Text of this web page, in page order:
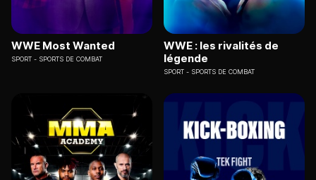
WWE Most Wanted
SPORT SPORTS DE COMBAT
WWE : les rivalités de
légende
SPORT SPORTS DE COMBAT